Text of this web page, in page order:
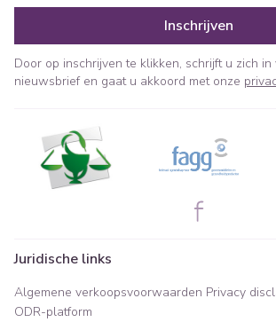
Inschrijven
Door op inschrijven te klikken, schrijft u zich in
nieuwsbrief en gaat u akkoord met onze
Juridische links
Algemene verkoopsvoorwaarden Privacy
ODR-platform